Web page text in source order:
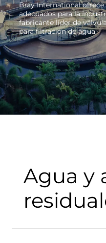
Bray International
adecuados para la
fabricante líder de
para filtración de agua.
Agua y